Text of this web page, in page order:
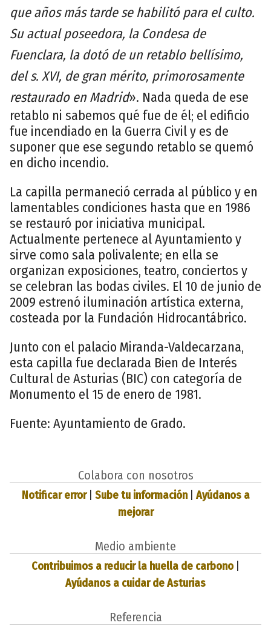
que años más tarde se habilitó para el culto.
Su actual poseedora, la Condesa de
Fuenclara, la dotó de un retablo bellísimo,
del s. XVI, de gran mérito, primorosamente
restaurado en Madrid». Nada queda de ese
retablo ni sabemos qué fue de él; el edificio
fue incendiado en la Guerra Civil y es de
suponer que ese segundo retablo se quemó
en dicho incendio.
La capilla permaneció cerrada al público y en
lamentables condiciones hasta que en 1986
se restauró por iniciativa municipal.
Actualmente pertenece al Ayuntamiento y
sirve como sala polivalente; en ella se
organizan exposiciones, teatro, conciertos y
se celebran las bodas civiles. El 10 de junio de
2009 estrenó iluminación artística externa,
costeada por la Fundación Hidrocantábrico.
Junto con el palacio Miranda-Valdecarzana,
esta capilla fue declarada Bien de Interés
Cultural de Asturias (BIC) con categoría de
Monumento el 15 de enero de 1981.
Fuente: Ayuntamiento de Grado.
Colabora con nosotros
Notificar error| Sube tu información| Ayúdanos a
mejorar
Medio ambiente
Contribuimos a reducir la huella de carbono
Ayúdanos a cuidar de Asturias
Referencia